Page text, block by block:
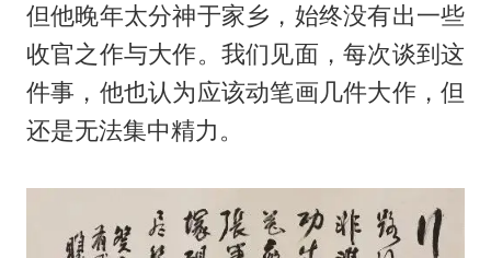
但他晚年太分神于家乡，始终没有出一些
收官之作与大作。我们见面，每次谈到这
件事，他也认为应该动笔画几件大作，但
还是无法集中精力。